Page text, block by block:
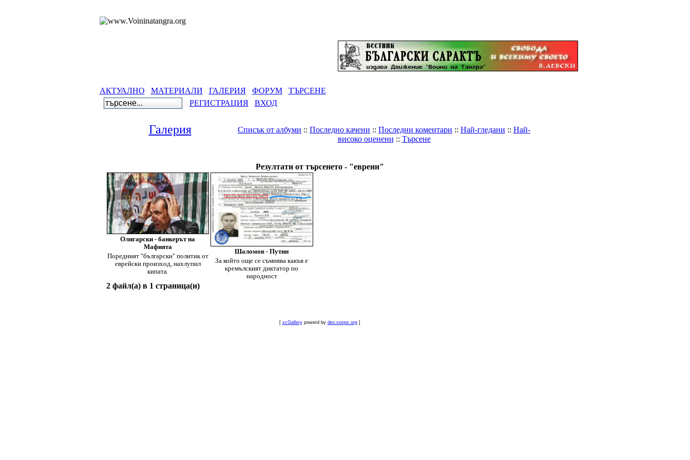
АКТУАЛНО МАТЕРИАЛИ ГАЛЕРИЯ ФОРУМ
ТЪРСЕНЕ
РЕГИСТРАЦИЯ
ВХОД
Галерия Списък от албуми :: Последно качени :: Последни коментари :: Най-гледани :: Най-
високо оценени :: Търсене
Резултати от търсенето - "евреин"
Олигарски - банкерът на
Мафията
Поредният "български" политик от
еврейски произход, нахлупил
кипата.
Шаломов - Путин
За който още се съмнява какъв е
кремълският диктатор по
народност
2 файл(а) в 1 страница(и)
[ xcGallerypowerd by dev.xoops.org]